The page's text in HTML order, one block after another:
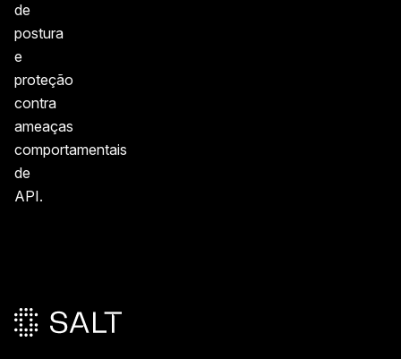
de
postura
e
proteção
contra
ameaças
comportamentais
de
API.